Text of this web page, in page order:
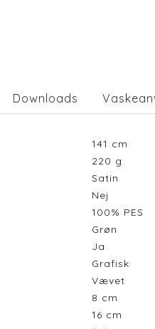
Downloads
141 cm
220 g
Satin
Nej
100% PES
Grøn
Ja
Grafisk
Vævet
8 cm
16 cm